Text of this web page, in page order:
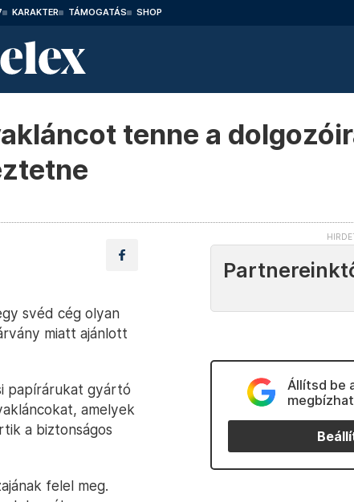
KARAKTER TÁMOGATÁS SHOP
tenne a
svéd cég olyan
miatt ajánlott
papírárukat gyártó
amelyek
a biztonságos
felel meg.
Állítsd be